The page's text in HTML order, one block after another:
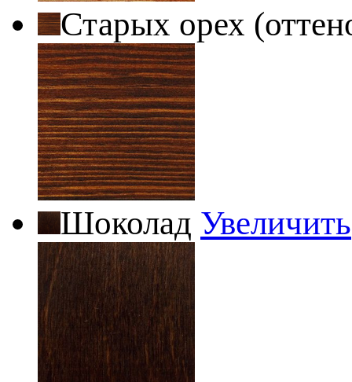
Старых орех
Шоколад Увеличить